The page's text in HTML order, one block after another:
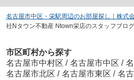
名古屋市中区・栄駅周辺のお部屋探し｜株式
社Nタウン不動産 Ntown栄店のスタッフブロ
市区町村から探す
名古屋市中村区 / 名古屋市中区 /
名古屋市北区 / 名古屋市東区 / 名